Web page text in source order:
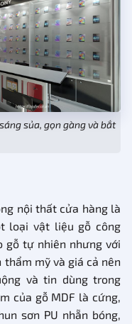
sủa, gọn gàng và bắt
nội thất cửa hàng là
loại vật liệu gỗ công
gỗ tự nhiên nhưng với
mỹ và giá cả nên
và tin dùng trong
của gỗ MDF là cứng,
sơn PU nhẵn bóng,